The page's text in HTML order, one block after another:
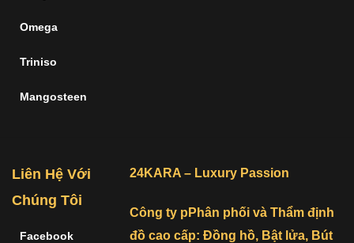
Omega
Triniso
Mangosteen
Liên Hệ Với
Chúng Tôi
Facebook
24KARA – Luxury Passion
Công ty pPhân phối và Thẩm định
đồ cao cấp: Đồng hồ, Bật lửa, Bút